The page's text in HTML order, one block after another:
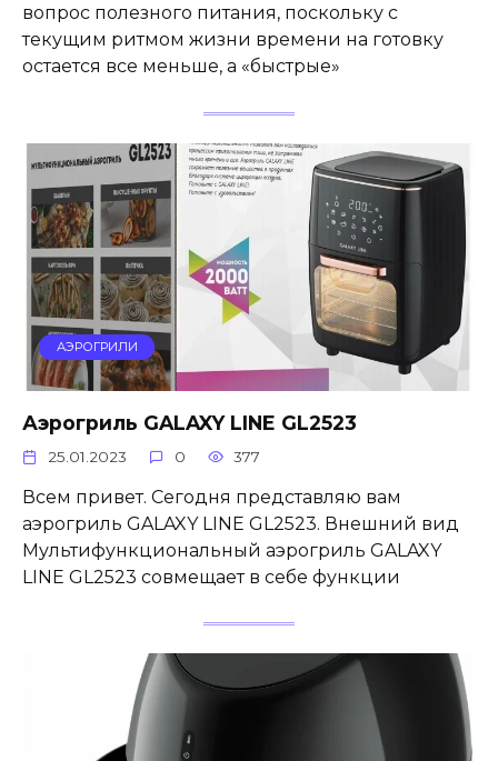
вопрос полезного питания, поскольку с
текущим ритмом жизни времени на готовку
остается все меньше, а «быстрые»
АЭРОГРИЛИ
Аэрогриль GALAXY LINE GL2523
25.01.2023 0 377
Всем привет. Сегодня представляю вам
аэрогриль GALAXY LINE GL2523. Внешний вид
Мультифункциональный аэрогриль GALAXY
LINE GL2523 совмещает в себе функции